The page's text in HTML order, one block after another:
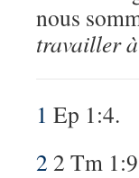
nous
travailler
1 Ep 1:4.
2 2 Tm